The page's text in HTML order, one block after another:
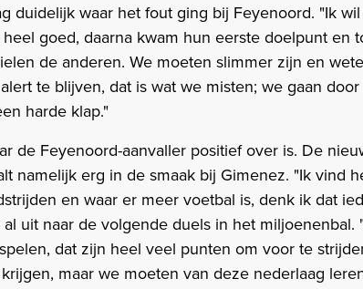
duidelijk waar het fout ging bij Feyenoord. "Ik
goed, daarna kwam hun eerste doelpunt en
de anderen. We moeten slimmer zijn en
te blijven, dat is wat we misten; we gaan
harde klap."
de Feyenoord-aanvaller positief over is. De
namelijk erg in de smaak bij Gimenez. "Ik vind
en waar er meer voetbal is, denk ik dat
uit naar de volgende duels in het miljoenenbal.
dat zijn heel veel punten om voor te
maar we moeten van deze nederlaag